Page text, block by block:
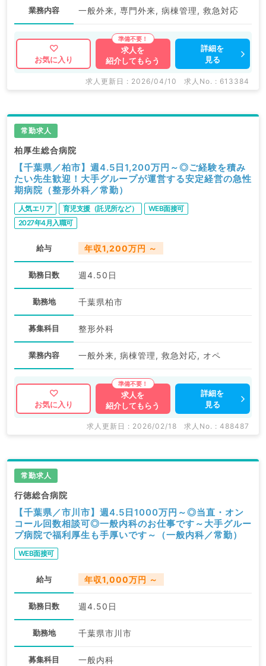
業務内容 一般外来, 専門外来, 病棟管理, 救急対応
お気に入り
求人を
紹介してもらう
詳細を
見る
求人更新日 : 2026/04/10 求人No. : 613384
常勤求人
柏厚生総合病院
【千葉県／柏市】週4.5日1,200万円～◎ご経験を積み
たい先生歓迎！大手グループが運営する安定経営の急性
期病院（整形外科／常勤）
人気エリア 育児支援（託児所など）
WEB面接可
2027年4月入職可
給与 年収1,200万円 ～
勤務日数 週4.50日
勤務地 千葉県柏市
募集科目 整形外科
業務内容 一般外来, 病棟管理, 救急対応, オペ
お気に入り
求人を
紹介してもらう
詳細を
見る
求人更新日 : 2026/02/18 求人No. : 488487
常勤求人
行徳総合病院
【千葉県／市川市】週4.5日1000万円～◎当直・オン
コール回数相談可◎一般内科のお仕事です～大手グルー
プ病院で福利厚生も手厚いです～（一般内科／常勤）
WEB面接可
給与 年収1,000万円 ～
勤務日数 週4.50日
勤務地 千葉県市川市
募集科目 一般内科